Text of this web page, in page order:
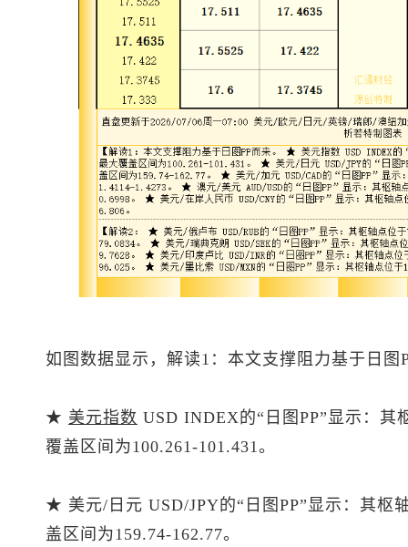
如图数据显示，解读1：本文支撑阻力基于日图
★ 美元指数 USD INDEX的“日图PP”显示：其
覆盖区间为100.261-101.431。
★ 美元/日元 USD/JPY的“日图PP”显示：其枢
盖区间为159.74-162.77。